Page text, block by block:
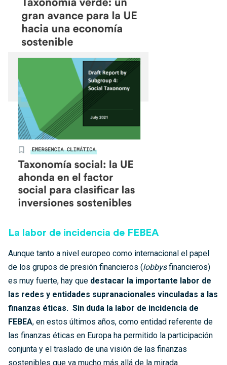
La labor de incidencia de FEBEA
Aunque tanto a nivel europeo como internacional el papel
de los grupos de presión financieros (lobbysfinancieros)
es muy fuerte, hay que destacar la importante labor de
las redes y entidades supranacionales vinculadas a las
finanzas éticas. Sin duda la labor de incidencia de
FEBEA, en estos últimos años, como entidad referente de
las finanzas éticas en Europa ha permitido la participación
conjunta y el traslado de una visión de las finanzas
sostenibles que va mucho más allá de la mirada